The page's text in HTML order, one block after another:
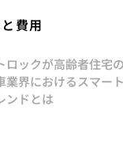
費用
ロックが高齢者住宅
業界におけるスマー
ンドとは